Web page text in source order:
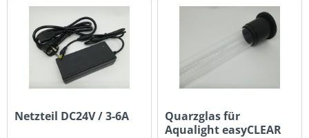
Netzteil DC24V / 3-6A
Quarzglas für
Aqualight easyCLEAR